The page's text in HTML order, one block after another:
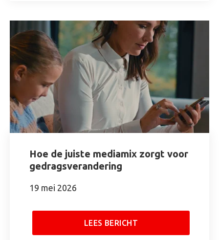
Hoe de juiste mediamix zorgt voor
gedragsverandering
19 mei 2026
LEES BERICHT